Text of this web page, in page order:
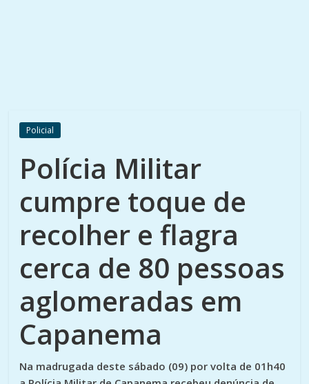
Policial
Polícia Militar
cumpre toque de
recolher e flagra
cerca de 80 pessoas
aglomeradas em
Capanema
Na madrugada deste sábado (09) por volta de 01h40